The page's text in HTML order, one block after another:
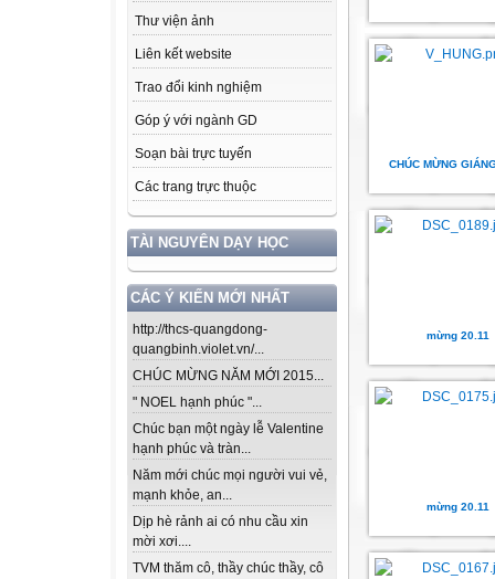
Thư viện ảnh
Liên kết website
Trao đổi kinh nghiệm
Góp ý với ngành GD
Soạn bài trực tuyến
Các trang trực thuộc
TÀI NGUYÊN DẠY HỌC
CÁC Ý KIẾN MỚI NHẤT
http://thcs-quangdong-
quangbinh.violet.vn/...
CHÚC MỪNG NĂM MỚI 2015...
" NOEL hạnh phúc "...
Chúc bạn một ngày lễ Valentine
hạnh phúc và tràn...
Năm mới chúc mọi người vui vẻ,
mạnh khỏe, an...
Dịp hè rảnh ai có nhu cầu xin
mời xơi....
TVM thăm cô, thầy chúc thầy, cô
CHÚC MỪNG
mừng 20.11
mừng 20.11